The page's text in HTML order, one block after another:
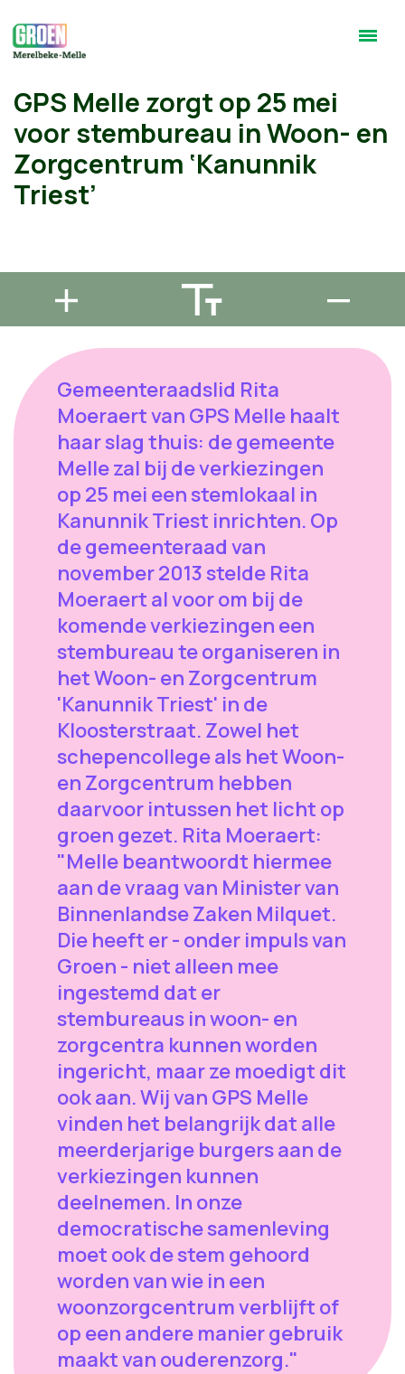
GPS Melle zorgt op 25 mei
voor stembureau in Woon- en
Zorgcentrum ‘Kanunnik
Triest’
Gemeenteraadslid Rita
Moeraert van GPS Melle haalt
haar slag thuis: de gemeente
Melle zal bij de verkiezingen
op 25 mei een stemlokaal in
Kanunnik Triest inrichten. Op
de gemeenteraad van
november 2013 stelde Rita
Moeraert al voor om bij de
komende verkiezingen een
stembureau te organiseren in
het Woon- en Zorgcentrum
'Kanunnik Triest' in de
Kloosterstraat. Zowel het
schepencollege als het Woon-
en Zorgcentrum hebben
daarvoor intussen het licht op
groen gezet. Rita Moeraert:
"Melle beantwoordt hiermee
aan de vraag van Minister van
Binnenlandse Zaken Milquet.
Die heeft er - onder impuls van
Groen - niet alleen mee
ingestemd dat er
stembureaus in woon- en
zorgcentra kunnen worden
ingericht, maar ze moedigt dit
ook aan. Wij van GPS Melle
vinden het belangrijk dat alle
meerderjarige burgers aan de
verkiezingen kunnen
deelnemen. In onze
democratische samenleving
moet ook de stem gehoord
worden van wie in een
woonzorgcentrum verblijft of
op een andere manier gebruik
maakt van ouderenzorg."